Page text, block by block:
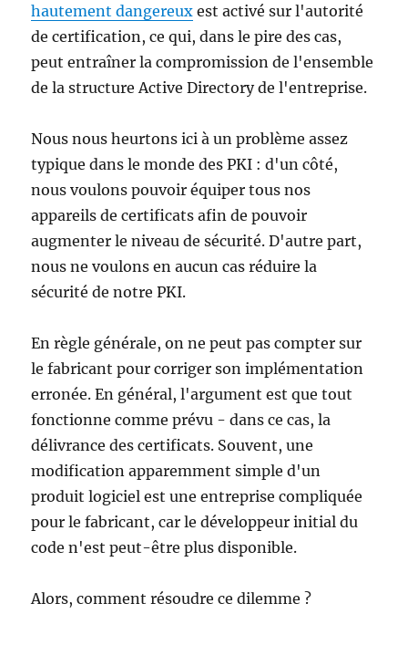
hautement dangereux est activé sur l'autorité
de certification, ce qui, dans le pire des cas,
peut entraîner la compromission de l'ensemble
de la structure Active Directory de l'entreprise.
Nous nous heurtons ici à un problème assez
typique dans le monde des PKI : d'un côté,
nous voulons pouvoir équiper tous nos
appareils de certificats afin de pouvoir
augmenter le niveau de sécurité. D'autre part,
nous ne voulons en aucun cas réduire la
sécurité de notre PKI.
En règle générale, on ne peut pas compter sur
le fabricant pour corriger son implémentation
erronée. En général, l'argument est que tout
fonctionne comme prévu - dans ce cas, la
délivrance des certificats. Souvent, une
modification apparemment simple d'un
produit logiciel est une entreprise compliquée
pour le fabricant, car le développeur initial du
code n'est peut-être plus disponible.
Alors, comment résoudre ce dilemme ?